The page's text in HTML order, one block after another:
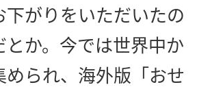
下がりをいただいたの
とか。今では世界中か
められ、海外版「おせ